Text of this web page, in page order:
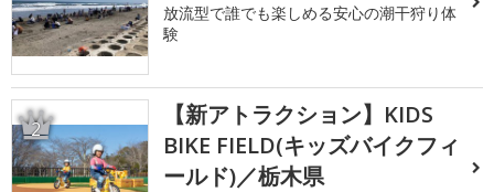
放流型で誰でも楽しめる安心の潮干狩り体
験
2
【新アトラクション】KIDS
BIKE FIELD(キッズバイクフィ
ールド)／栃木県